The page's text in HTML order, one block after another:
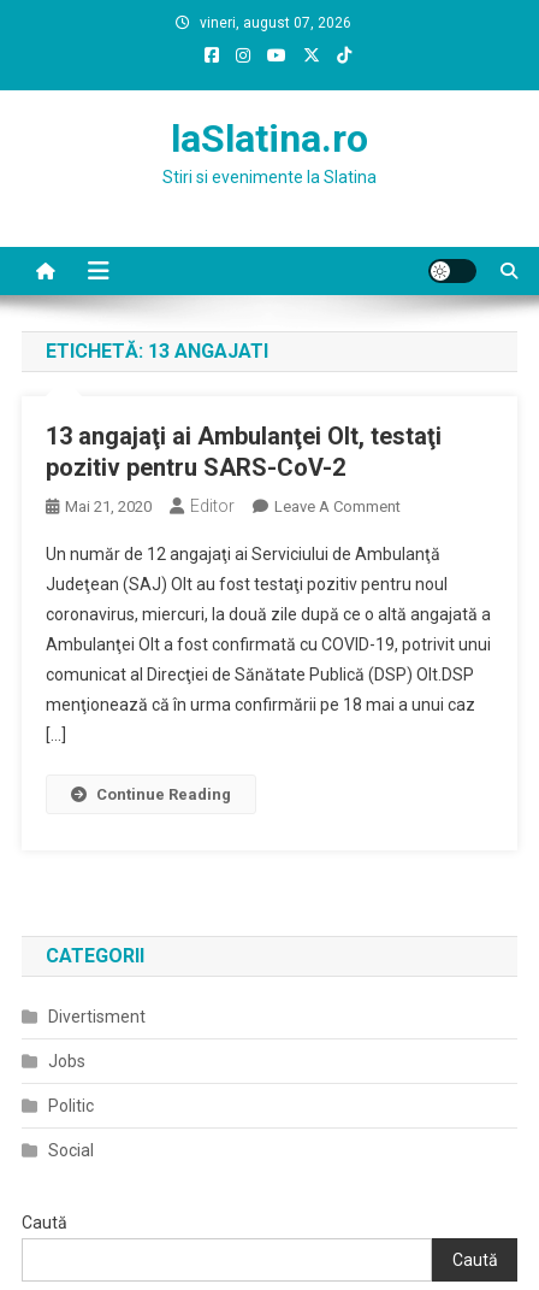
vineri, august 07, 2026
laSlatina.ro
Stiri si evenimente la Slatina
ETICHETĂ: 13 ANGAJATI
13 angajaţi ai Ambulanţei Olt, testaţi
pozitiv pentru SARS-CoV-2
Mai 21, 2020 Editor Leave A CommentOn
Angajaţi
Ai
Ambulanţei
Olt,
Testaţi
Pozitiv
Un număr de 12 angajaţi ai Serviciului de Ambulanţă
Judeţean (SAJ) Olt au fost testaţi pozitiv pentru noul
coronavirus, miercuri, la două zile după ce o altă angajată a
Ambulanţei Olt a fost confirmată cu COVID-19, potrivit unui
comunicat al Direcţiei de Sănătate Publică (DSP) Olt.DSP
menţionează că în urma confirmării pe 18 mai a unui caz
[…]
Continue Reading
CATEGORII
Divertisment
Jobs
Politic
Social
Caută
Caută